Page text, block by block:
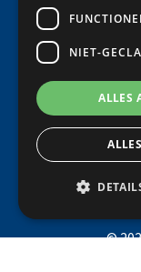
©
NIET-
ALLES